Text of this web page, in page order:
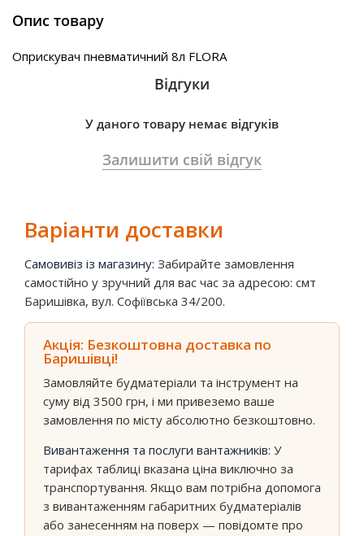
Опис товару
Оприскувач пневматичний 8л FLORA
Відгуки
У даного товару немає відгуків
Залишити свій відгук
Варіанти доставки
Самовивіз із магазину: Забирайте замовлення
самостійно у зручний для вас час за адресою: смт
Баришівка, вул. Софіївська 34/200.
Акція: Безкоштовна доставка по
Баришівці!
Замовляйте будматеріали та інструмент на
суму від 3500 грн, і ми привеземо ваше
замовлення по місту абсолютно безкоштовно.
Вивантаження та послуги вантажників: У
тарифах таблиці вказана ціна виключно за
транспортування. Якщо вам потрібна допомога
з вивантаженням габаритних будматеріалів
або занесенням на поверх — повідомте про